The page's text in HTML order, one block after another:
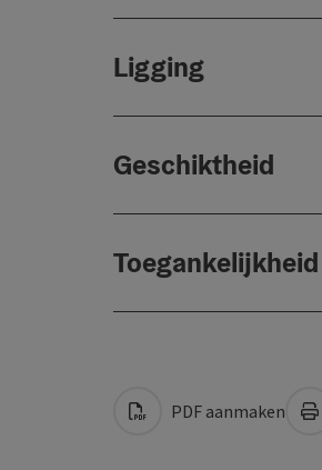
Ligging
Geschiktheid
Toegankelijkheid
PDF aanmaken